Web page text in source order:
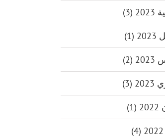
(3)
(2)
(3)